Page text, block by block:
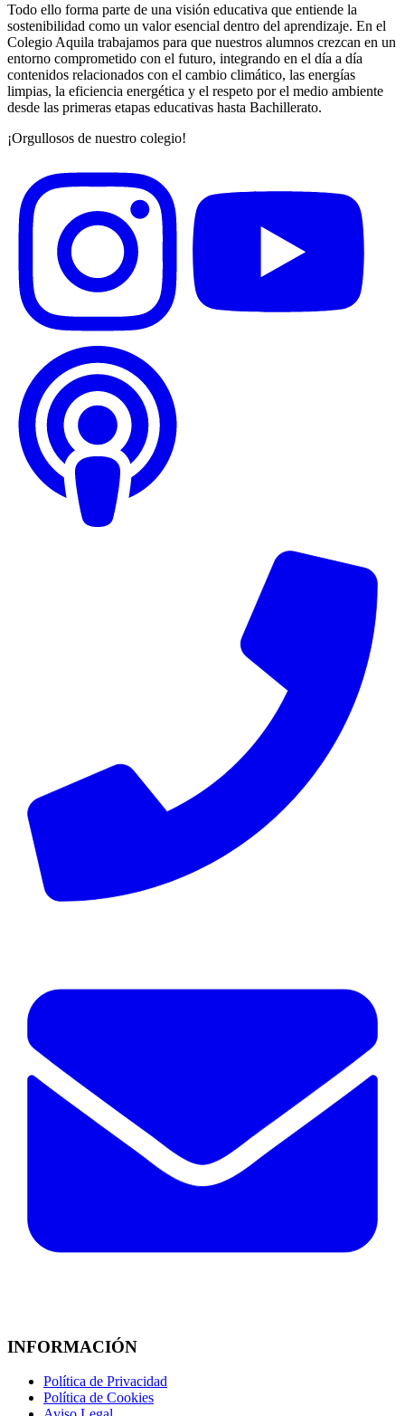
Todo ello forma parte de una visión educativa que entiende la
sostenibilidad como un valor esencial dentro del aprendizaje. En el
Colegio Aquila trabajamos para que nuestros alumnos crezcan en un
entorno comprometido con el futuro, integrando en el día a día
contenidos relacionados con el cambio climático, las energías
limpias, la eficiencia energética y el respeto por el medio ambiente
desde las primeras etapas educativas hasta Bachillerato.
¡Orgullosos de nuestro colegio!
INFORMACIÓN
Política de Privacidad
Política de Cookies